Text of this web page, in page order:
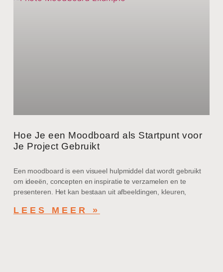
Hoe Je een Moodboard als Startpunt voor
Je Project Gebruikt
Een moodboard is een visueel hulpmiddel dat wordt gebruikt
om ideeën, concepten en inspiratie te verzamelen en te
presenteren. Het kan bestaan uit afbeeldingen, kleuren,
LEES MEER »